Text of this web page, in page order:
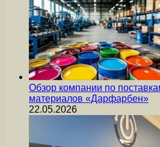
Обзор компании по
материалов «Дарфарбен»
22.05.2026